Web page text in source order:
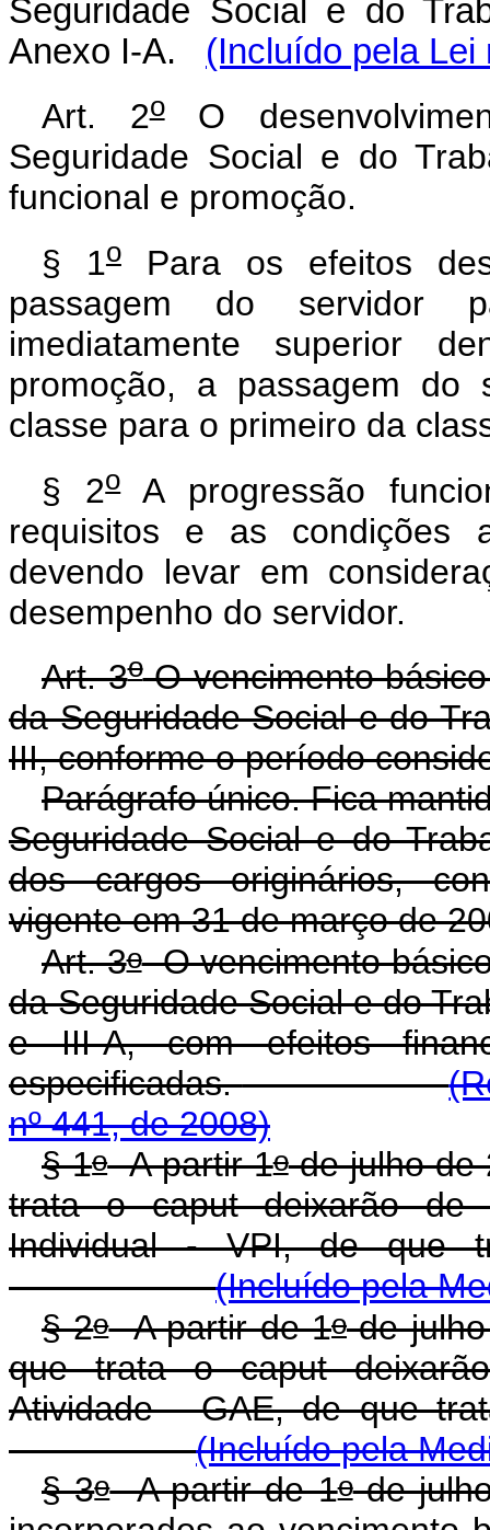
Seguridade Social e do
Anexo I-A. (Incluído pela Lei
Art. 2oO
Seguridade Social e do
funcional e
§ 1oPara os efeitos
passagem do servidor
imediatamente superior
promoção, a passagem
classe para o primeiro da
§ 2oA progressão
requisitos e as condições
devendo levar em
desempenho do servidor.
Art. 3oO vencimento
da Seguridade Social e do
III, conforme o período
Parágrafo único. Fica
Seguridade Social e do
dos cargos originários,
vigente em 31 de março de
Art. 3oO vencimento
da Seguridade Social e do
e III-A, com efeitos
especificadas.
nº 441, de 2008)
§ 1oA partir 1ode julho de
trata o caput deixarão
Individual - VPI, de
(Incluído pela
§ 2oA partir de 1ode
que trata o caput
Atividade - GAE, de que
(Incluído pela
§ 3oA partir de 1ode